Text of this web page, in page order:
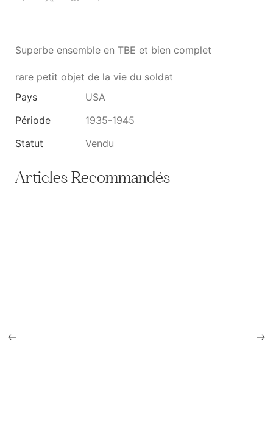
Superbe ensemble en TBE et bien complet
rare petit objet de la vie du soldat
Pays
USA
Période
1935-1945
Statut
Vendu
Articles Recommandés